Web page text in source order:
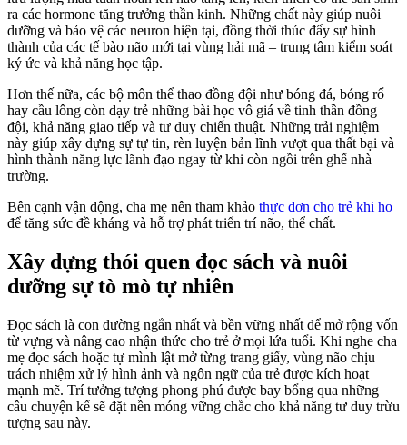
ra các hormone tăng trưởng thần kinh. Những chất này giúp nuôi
dưỡng và bảo vệ các neuron hiện tại, đồng thời thúc đẩy sự hình
thành của các tế bào não mới tại vùng hải mã – trung tâm kiểm soát
ký ức và khả năng học tập.
Hơn thế nữa, các bộ môn thể thao đồng đội như bóng đá, bóng rổ
hay cầu lông còn dạy trẻ những bài học vô giá về tinh thần đồng
đội, khả năng giao tiếp và tư duy chiến thuật. Những trải nghiệm
này giúp xây dựng sự tự tin, rèn luyện bản lĩnh vượt qua thất bại và
hình thành năng lực lãnh đạo ngay từ khi còn ngồi trên ghế nhà
trường.
Bên cạnh vận động, cha mẹ nên tham khảo thực đơn cho trẻ khi ho
để tăng sức đề kháng và hỗ trợ phát triển trí não, thể chất.
Xây dựng thói quen đọc sách và nuôi
dưỡng sự tò mò tự nhiên
Đọc sách là con đường ngắn nhất và bền vững nhất để mở rộng vốn
từ vựng và nâng cao nhận thức cho trẻ ở mọi lứa tuổi. Khi nghe cha
mẹ đọc sách hoặc tự mình lật mở từng trang giấy, vùng não chịu
trách nhiệm xử lý hình ảnh và ngôn ngữ của trẻ được kích hoạt
mạnh mẽ. Trí tưởng tượng phong phú được bay bổng qua những
câu chuyện kể sẽ đặt nền móng vững chắc cho khả năng tư duy trừu
tượng sau này.